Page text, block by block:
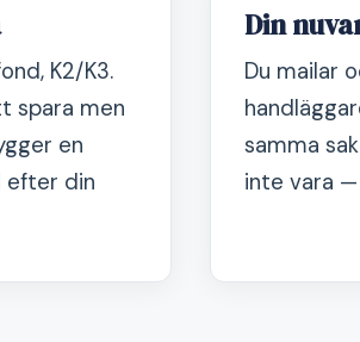
K2/K3.
spara men
en
efter din
Din
Du mailar
samma
inte vara